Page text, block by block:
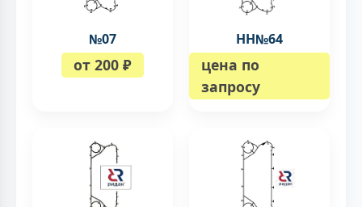
№07
от 200 ₽
НН№64
цена по
запросу